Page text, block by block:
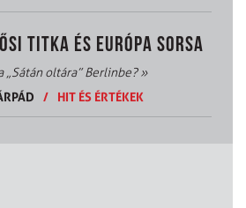
TITKA ÉS EURÓPA SORSA
„Sátán oltára” Berlinbe?»
/ HIT ÉS ÉRTÉKEK